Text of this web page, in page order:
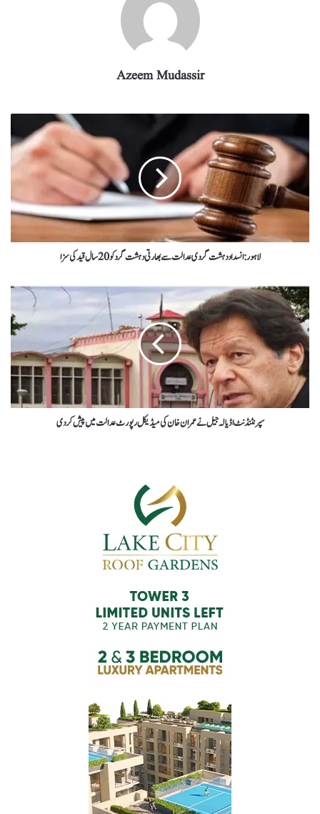
Azeem Mudassir
لاہور :انسداد دہشت گردی عدالت سے بھارتی دہشت گرد کو 20 سال قید کی سزا
سپرنٹنڈنٹ اڈیالہ جیل نے عمران خان کی میڈیکل رپورٹ عدالت میں پیش کردی